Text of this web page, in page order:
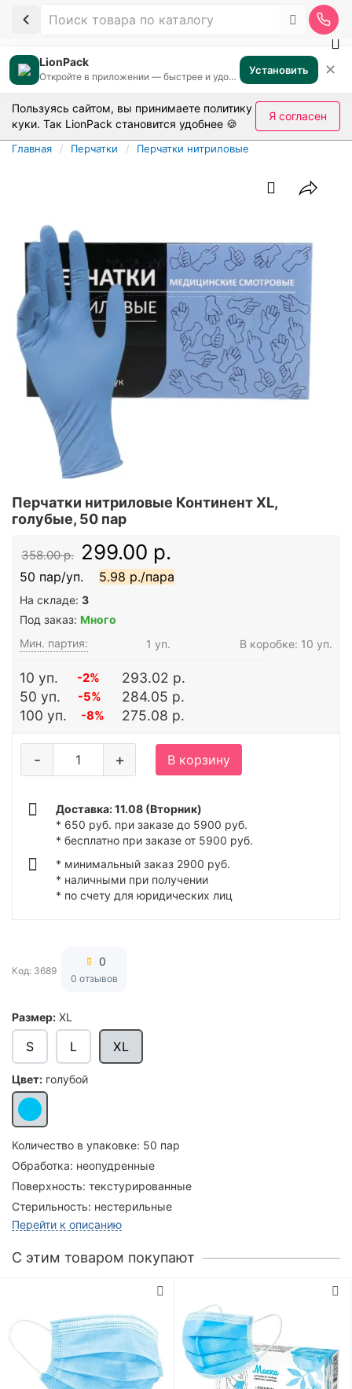
LionPack
Откройте в приложении — быстрее и удобнее Установить ✕
Пользуясь сайтом, вы принимаете политику
куки. Так LionPack становится удобнее 🍪
Я согласен
Главная Перчатки Перчатки нитриловые
Перчатки нитриловые Континент XL,
голубые, 50 пар
Размер: XL
S L XL
Цвет: голубой
Количество в упаковке: 50 пар
Обработка: неопудренные
Поверхность: текстурированные
Стерильность: нестерильные
Перейти к описанию
358.00 р. 299.00 р.
50 пар/уп. 5.98 р./пара
На складе: 3
Под заказ: Много
Мин. партия:
1 уп. В коробке: 10 уп.
10 уп. -2%
293.02 р.
50 уп.
-5%
284.05 р.
100 уп.
-8% 275.08 р.
+
- В корзину
Доставка: 11.08 (Вторник)
* 650 руб. при заказе до 5900 руб.
* бесплатно при заказе от 5900 руб.
* минимальный заказ 2900 руб.
* наличными при получении
* по счету для юридических лиц
Код: 3689
0
0 отзывов
C этим товаром покупают